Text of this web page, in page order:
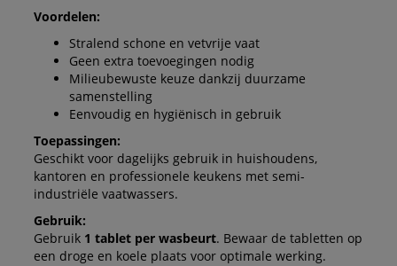
Voordelen:
Stralend schone en vetvrije vaat
Geen extra toevoegingen nodig
Milieubewuste keuze dankzij duurzame
samenstelling
Eenvoudig en hygiënisch in gebruik
Toepassingen:
Geschikt voor dagelijks gebruik in huishoudens,
kantoren en professionele keukens met semi-
industriële vaatwassers.
Gebruik:
Gebruik 1 tablet per wasbeurt. Bewaar de tabletten op
een droge en koele plaats voor optimale werking.